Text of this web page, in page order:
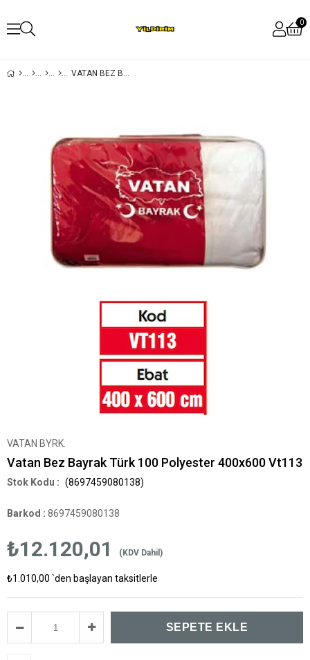
0
VATAN BEZ BAYRAK TÜRK 100 POLYESTER 400X600 VT113
VATAN BYRK.
Vatan Bez Bayrak Türk 100 Polyester 400x600 Vt113
(8697459080138)
Barkod : 8697459080138
₺12.120,01 (KDV Dahil)
₺1.010,00 `den başlayan taksitlerle